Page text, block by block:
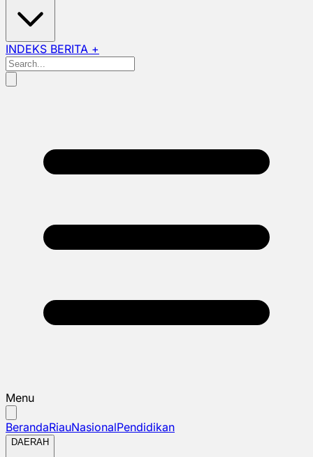
INDEKS BERITA +
Menu
BerandaRiauNasionalPendidikan
DAERAH